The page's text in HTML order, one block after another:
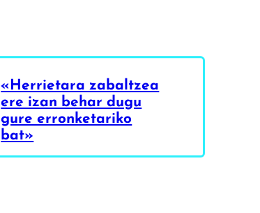
«Herrietara zabaltzea
ere izan behar dugu
gure erronketariko
bat»